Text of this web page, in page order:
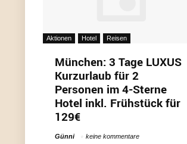
Aktionen Hotel Reisen
München: 3 Tage LUXUS
Kurzurlaub für 2
Personen im 4-Sterne
Hotel inkl. Frühstück für
129€
Günni keine kommentare